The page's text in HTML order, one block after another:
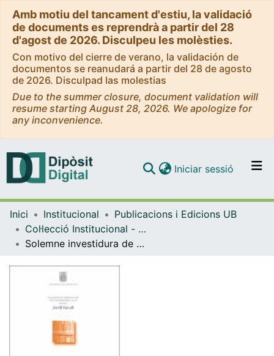
Amb motiu del tancament d'estiu, la validació
de documents es reprendrà a partir del 28
d'agost de 2026. Disculpeu les molèsties.
Con motivo del cierre de verano, la validación de
documentos se reanudará a partir del 28 de agosto
de 2026. Disculpad las molestias
Due to the summer closure, document validation will
resume starting August 28, 2026. We apologize for
any inconvenience.
Navega per tot el DD
Iniciar sessió (current)
Inici Institucional
Publicacions i Edicions UB
Col·lecció Institucional - eBooks - (Publicacions i Edicions UB)
Solemne investidura de doctor honoris causa al mestre Jordi Savall: novembre de 2006